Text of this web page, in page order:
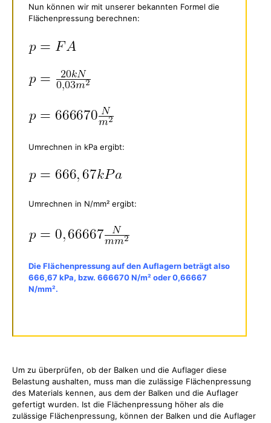
Nun können wir mit unserer bekannten Formel die
Flächenpressung berechnen:
Umrechnen in kPa ergibt:
Umrechnen in N/mm² ergibt:
Die Flächenpressung auf den Auflagern beträgt also
666,67 kPa, bzw. 666670 N/m² oder 0,66667
N/mm².
Um zu überprüfen, ob der Balken und die Auflager diese
Belastung aushalten, muss man die zulässige Flächenpressung
des Materials kennen, aus dem der Balken und die Auflager
gefertigt wurden. Ist die Flächenpressung höher als die
zulässige Flächenpressung, können der Balken und die Auflager